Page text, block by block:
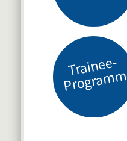
Tr
ai
n
e
e-
Pr
o
gr
a
m
m